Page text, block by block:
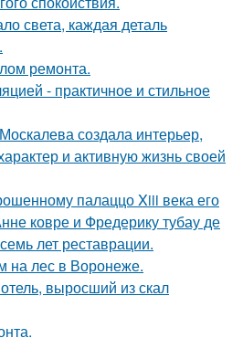
света, каждая деталь
ремонта.
- практичное и стильное
создала интерьер,
и активную жизнь своей
палаццо Xiii века его
ковре и Фредерику тубау де
лет реставрации.
на лес в Воронеже.
выросший из скал